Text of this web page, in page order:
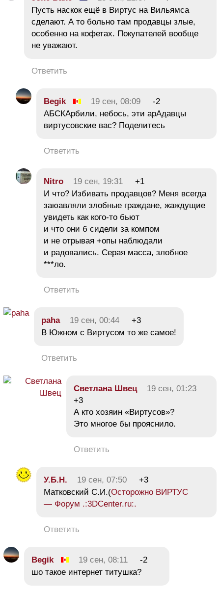
Пусть наскок ещё в Виртус на Вильямса
сделают. А то больно там продавцы злые,
особенно на кофетах. Покупателей вообще
не уважают.
Ответить
Begik 19 сен, 08:09
-2
АБСКАрбили, небось, эти арАдавцы
виртусовские вас? Поделитесь
Ответить
Nitro 19 сен, 19:31
+1
И что? Избивать продавцов? Меня всегда
заюавляли злобные граждане, жаждущие
увидеть как кого-то бьют
и что они б сидели за компом
и не отрывая +опы наблюдали
и радовались. Серая масса, злобное
***ло.
Ответить
paha 19 сен, 00:44
+3
В Южном с Виртусом то же самое!
Ответить
Светлана Швец
19 сен, 01:23
+3
А кто хозяин «Виртусов»?
Это многое бы прояснило.
Ответить
У.Б.Н. 19 сен, 07:50
+3
Матковский С.И.(Осторожно ВИРТУС
— Форум .:3DCenter.ru:.
Ответить
Begik 19 сен, 08:11
-2
шо такое интернет титушка?